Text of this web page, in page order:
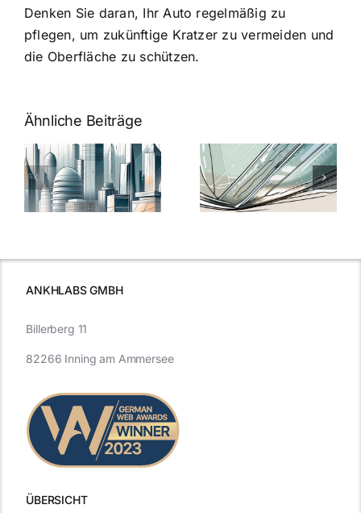
Denken Sie daran, Ihr Auto regelmäßig zu
pflegen, um zukünftige Kratzer zu vermeiden und
die Oberfläche zu schützen.
Ähnliche Beiträge
5 Gründe,
warum
Nanoversiegelung
auf Glas
7
Expertentipps
für maximale
ANKHLABS GMBH
ÜBERSICHT
Billerberg 11
82266 Inning am Ammersee